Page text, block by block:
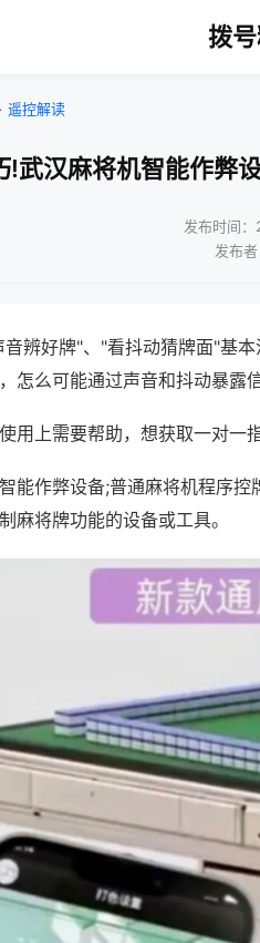
拨
遥控解读
!武汉麻将机智能作弊
发布时间
发布
音辨好牌"、"看抖动猜牌面"基
怎么可能通过声音和抖动暴露
用上需要帮助，想获取一对一
能作弊设备;普通麻将机程序
麻将牌功能的设备或工具。